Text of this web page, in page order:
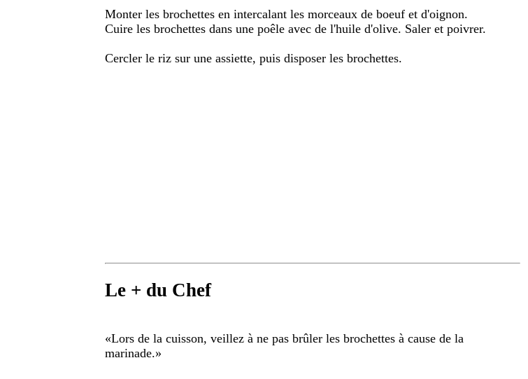
Monter les brochettes en intercalant les morceaux de boeuf et d'oignon.
Cuire les brochettes dans une poêle avec de l'huile d'olive. Saler et poivrer.
Cercler le riz sur une assiette, puis disposer les brochettes.
Le + du Chef
«Lors de la cuisson, veillez à ne pas brûler les brochettes à cause de la
marinade.»